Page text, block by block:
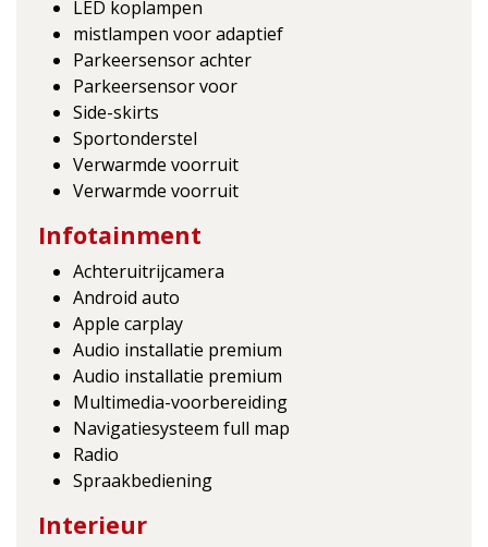
LED koplampen
mistlampen voor adaptief
Parkeersensor achter
Parkeersensor voor
Side-skirts
Sportonderstel
Verwarmde voorruit
Verwarmde voorruit
Infotainment
Achteruitrijcamera
Android auto
Apple carplay
Audio installatie premium
Audio installatie premium
Multimedia-voorbereiding
Navigatiesysteem full map
Radio
Spraakbediening
Interieur